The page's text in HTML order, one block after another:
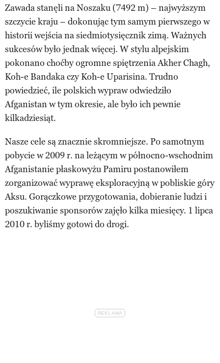
Zawada stanęli na Noszaku (7492 m) – najwyższym
szczycie kraju – dokonując tym samym pierwszego w
historii wejścia na siedmiotysięcznik zimą. Ważnych
sukcesów było jednak więcej. W stylu alpejskim
pokonano choćby ogromne spiętrzenia Akher Chagh,
Koh-e Bandaka czy Koh-e Uparisina. Trudno
powiedzieć, ile polskich wypraw odwiedziło
Afganistan w tym okresie, ale było ich pewnie
kilkadziesiąt.
Nasze cele są znacznie skromniejsze. Po samotnym
pobycie w 2009 r. na leżącym w północno-wschodnim
Afganistanie płaskowyżu Pamiru postanowiłem
zorganizować wyprawę eksploracyjną w pobliskie góry
Aksu. Gorączkowe przygotowania, dobieranie ludzi i
poszukiwanie sponsorów zajęło kilka miesięcy. 1 lipca
2010 r. byliśmy gotowi do drogi.